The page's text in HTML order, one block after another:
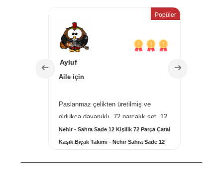
Popüler
Ayluf
Aile için
Paslanmaz çelikten üretilmiş ve
oldukça dayanıklı. 72 parçalık set, 12
ki ...daha fazlası...
Nehir - Sahra Sade 12 Kişilik 72 Parça Çatal
Kaşık Bıçak Takımı - Nehir Sahra Sade 12